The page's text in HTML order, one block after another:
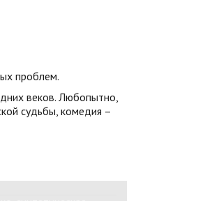
проблем.
веков. Любопытно,
судьбы, комедия –